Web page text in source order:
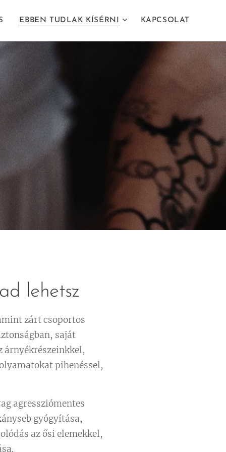
EBBEN TUDLAK KÍSÉRNI KAPCSOLAT
lehetsz
zárt csoportos
saját
árnyékrészeinkkel,
pihenéssel,
agressziómentes
gyógyítása,
az ősi elemekkel,